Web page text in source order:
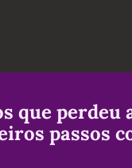
que perdeu
passos